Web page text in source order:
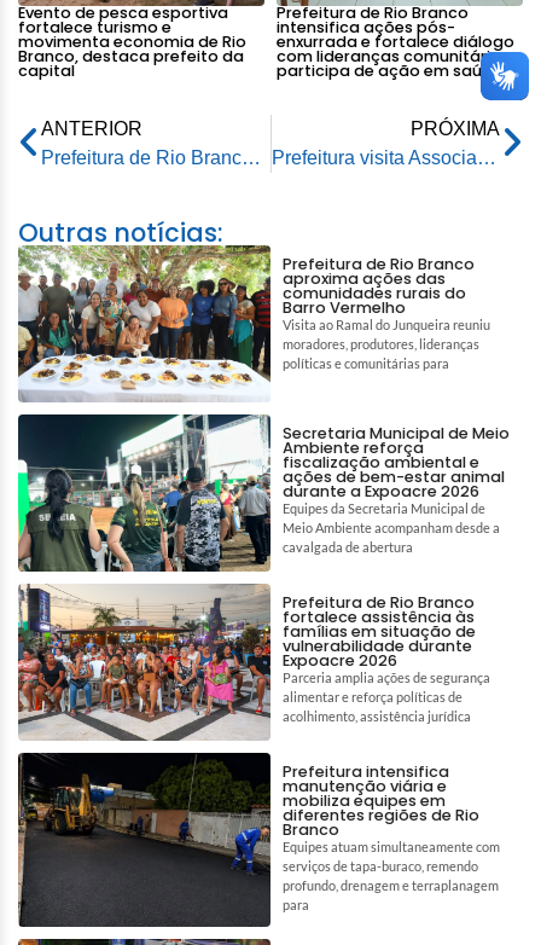
Evento de pesca esportiva
fortalece turismo e
movimenta economia de Rio
Branco, destaca prefeito da
capital
Prefeitura de Rio Branco
intensifica ações pós-
enxurrada e fortalece diálogo
com lideranças comunitárias e
participa de ação em saúde
ANTERIOR
Prefeitura de Rio Branco vacina 500 pessoas no primeiro dia de mutirão na Faculdade Estácio/Unimeta
PRÓXIMA
Prefeitura visita Associação de Produtores Rurais do Panorama Ribeirinho para avaliar e atender solicitações
Outras notícias:
Prefeitura de Rio Branco
aproxima ações das
comunidades rurais do
Barro Vermelho
Visita ao Ramal do Junqueira reuniu
moradores, produtores, lideranças
políticas e comunitárias para
Secretaria Municipal de Meio
Ambiente reforça
fiscalização ambiental e
ações de bem-estar animal
durante a Expoacre 2026
Equipes da Secretaria Municipal de
Meio Ambiente acompanham desde a
cavalgada de abertura
Prefeitura de Rio Branco
fortalece assistência às
famílias em situação de
vulnerabilidade durante
Expoacre 2026
Parceria amplia ações de segurança
alimentar e reforça políticas de
acolhimento, assistência jurídica
Prefeitura intensifica
manutenção viária e
mobiliza equipes em
diferentes regiões de Rio
Branco
Equipes atuam simultaneamente com
serviços de tapa-buraco, remendo
profundo, drenagem e terraplanagem
para